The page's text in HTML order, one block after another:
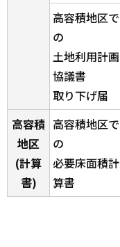
高容積地区で
の
土地利用計画
協議書
取り下げ届
高容積
地区
(計算
書)
高容積地区で
の
必要床面積計
算書